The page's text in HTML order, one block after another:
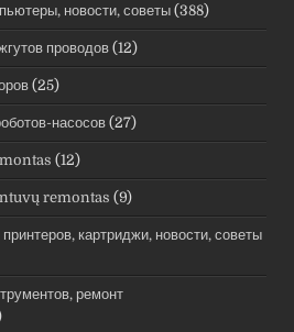
новости, советы (388)
проводов (12)
(25)
насосов (27)
(12)
remontas (9)
картриджи, новости, советы
ремонт